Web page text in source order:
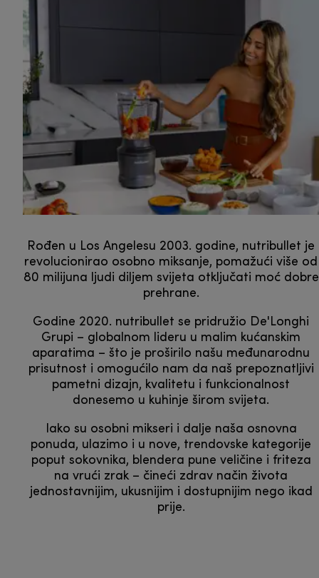
Rođen u Los Angelesu 2003. godine, nutribullet je
revolucionirao osobno miksanje, pomažući više od
80 milijuna ljudi diljem svijeta otključati moć dobre
prehrane.
Godine 2020. nutribullet se pridružio De'Longhi
Grupi – globalnom lideru u malim kućanskim
aparatima – što je proširilo našu međunarodnu
prisutnost i omogućilo nam da naš prepoznatljivi
pametni dizajn, kvalitetu i funkcionalnost
donesemo u kuhinje širom svijeta.
Iako su osobni mikseri i dalje naša osnovna
ponuda, ulazimo i u nove, trendovske kategorije
poput sokovnika, blendera pune veličine i friteza
na vrući zrak – čineći zdrav način života
jednostavnijim, ukusnijim i dostupnijim nego ikad
prije.